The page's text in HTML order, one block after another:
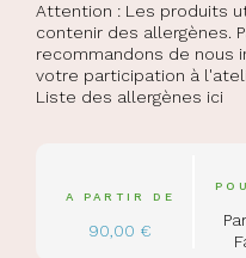
Attention : Les produits
contenir des allergènes.
recommandons de nous
votre participation à
Liste des allergènes ici
A PARTIR DE
90,00 €